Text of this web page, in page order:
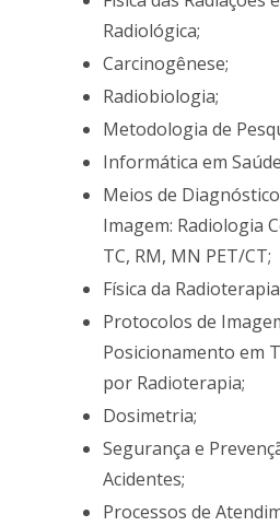
Radiológica;
Carcinogênese;
Radiobiologia;
Metodologia de
Informática em
Meios de
Imagem: Radiologia
TC, RM, MN PET/CT;
Física da
Protocolos de
Posicionamento em
por Radioterapia;
Dosimetria;
Segurança e
Acidentes;
Processos de